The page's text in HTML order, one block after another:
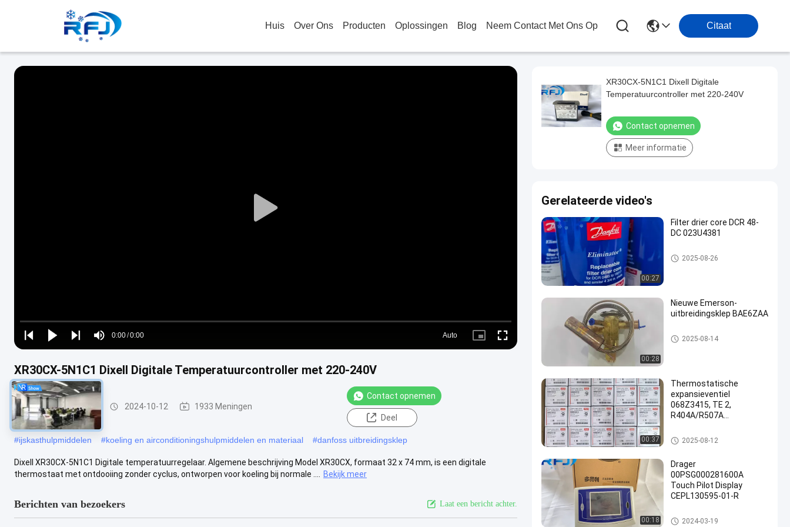
Huis Over Ons Producten Oplossingen Blog Neem Contact Met Ons Op Citaat
Play
Play
Play
Play
Mute
Time
0:00/0:00
Loaded:
0%
Auto
Picture- Fullscreen
XR30CX-5N1C1 Dixell Digitale Temperatuurcontroller met 220-240V
Verkoelingsenergie 2024-10-12 1933 Meningen
Contact opnemen
Deel
#ijskasthulpmiddelen #koeling en airconditioningshulpmiddelen en materiaal #danfoss uitbreidingsklep
Dixell XR30CX-5N1C1 Digitale temperatuurregelaar. Algemene beschrijving Model XR30CX, formaat 32 x 74 mm, is een digitale
thermostaat met ontdooiing zonder cyclus, ontworpen voor koeling bij normale ....
Bekijk meer
Berichten van bezoekers Laat een bericht achter.
XR30CX-5N1C1 Dixell Digitale
Temperatuurcontroller met 220-240V
Contact opnemen
Meer informatie
Gerelateerde video's
00:27
Filter drier core DCR 48-
DC 023U4381
Verkoelingsenergie
2025-08-26
00:28
Nieuwe Emerson-
uitbreidingsklep BAE6ZAA
Verkoelingsenergie
2025-08-14
00:37
Thermostatische
expansieventiel
068Z3415, TE 2,
R404A/R507A
Verkoelingsenergie
2025-08-12
00:18
Drager
00PSG000281600A
Touch Pilot Display
CEPL130595-01-R
Verkoelingsenergie
2024-03-19